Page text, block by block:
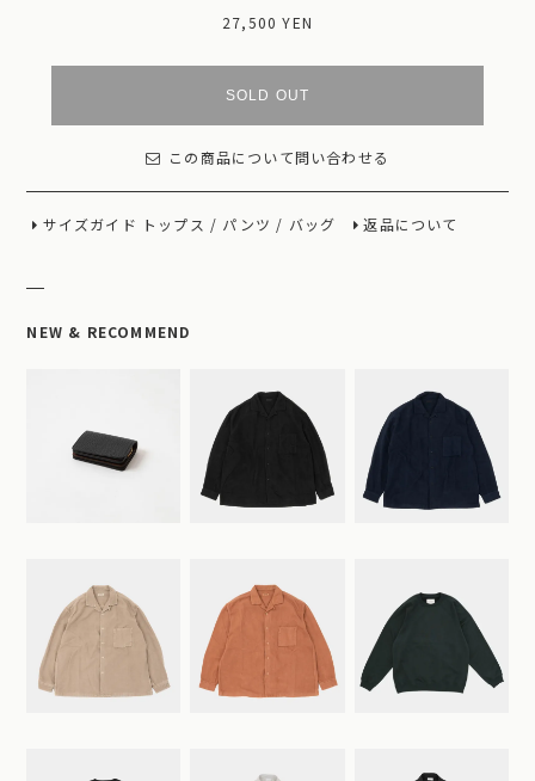
27,500 YEN
SOLD OUT
この商品について問い合わせる
サイズガイド トップス / パンツ / バッグ 返品について
NEW & RECOMMEND